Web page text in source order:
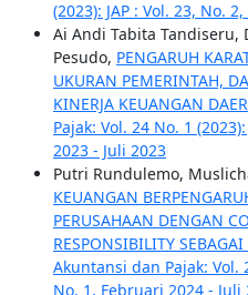
(2023): JAP : Vol. 23, No.
Ai Andi Tabita Tandiseru,
Pesudo, PENGARUH
UKURAN PEMERINTAH,
KINERJA KEUANGAN
Pajak: Vol. 24 No. 1
2023 - Juli 2023
Putri Rundulemo,
KEUANGAN
PERUSAHAAN DENGAN
RESPONSIBILITY
Akuntansi dan Pajak: Vol.
No. 1, Februari 2024 - Juli